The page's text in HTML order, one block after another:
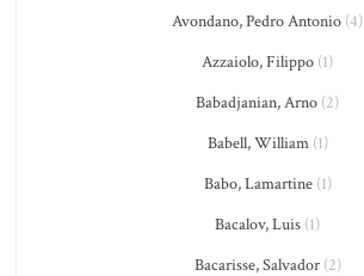
Avondano, Pedro Antonio (4)
Azzaiolo, Filippo (1)
Babadjanian, Arno (2)
Babell, William(1)
Babo, Lamartine(1)
Bacalov, Luis (1)
Bacarisse, Salvador(2)